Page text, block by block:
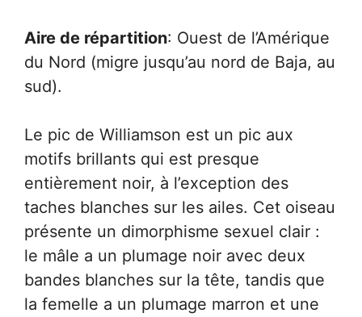
Aire de répartition: Ouest de l’Amérique
du Nord (migre jusqu’au nord de Baja, au
sud).
Le pic de Williamson est un pic aux
motifs brillants qui est presque
entièrement noir, à l’exception des
taches blanches sur les ailes. Cet oiseau
présente un dimorphisme sexuel clair :
le mâle a un plumage noir avec deux
bandes blanches sur la tête, tandis que
la femelle a un plumage marron et une